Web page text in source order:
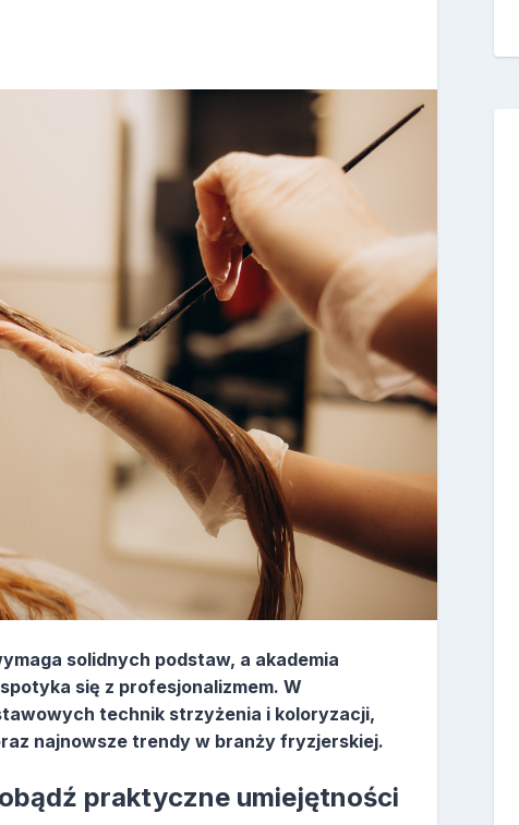
solidnych podstaw, a akademia
się z profesjonalizmem. W
technik strzyżenia i koloryzacji,
najnowsze trendy w branży fryzjerskiej.
praktyczne umiejętności